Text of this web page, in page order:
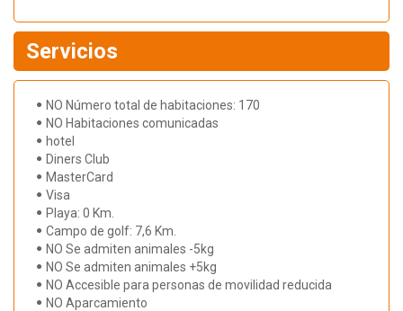
Servicios
NO Número total de habitaciones: 170
NO Habitaciones comunicadas
hotel
Diners Club
MasterCard
Visa
Playa: 0 Km.
Campo de golf: 7,6 Km.
NO Se admiten animales -5kg
NO Se admiten animales +5kg
NO Accesible para personas de movilidad reducida
NO Aparcamiento